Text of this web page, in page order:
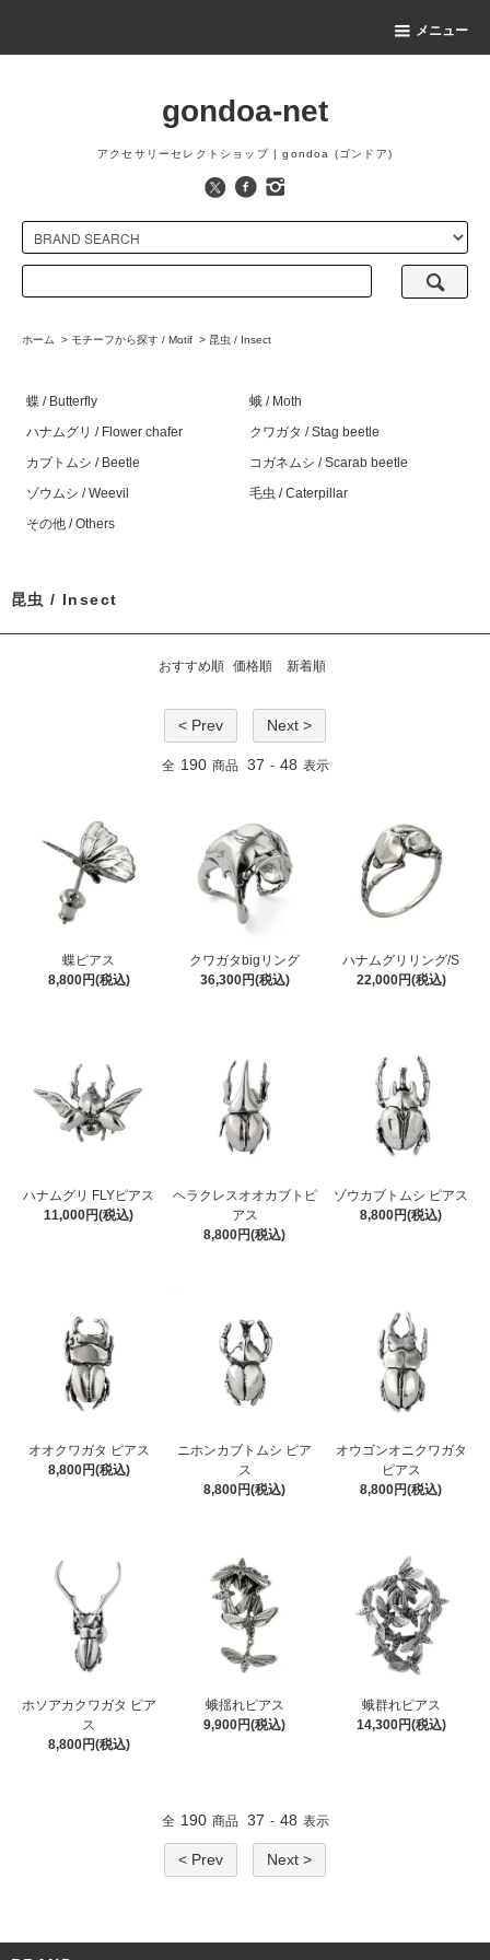
メニュー
gondoa-net
アクセサリーセレクトショップ | gondoa (ゴンドア)
ホーム > モチーフから探す / Motif > 昆虫 / Insect
蝶 / Butterfly
蛾 / Moth
ハナムグリ / Flower chafer
クワガタ / Stag beetle
カブトムシ / Beetle
コガネムシ / Scarab beetle
ゾウムシ / Weevil
毛虫 / Caterpillar
その他 / Others
昆虫 / Insect
おすすめ順 価格順 新着順
< Prev Next >
全 190 商品 37 - 48 表示
蝶ピアス
8,800円(税込)
クワガタbigリング
36,300円(税込)
ハナムグリリング/S
22,000円(税込)
ハナムグリ FLYピアス
11,000円(税込)
ヘラクレスオオカブトピ
アス
8,800円(税込)
ゾウカブトムシ ピアス
8,800円(税込)
オオクワガタ ピアス
8,800円(税込)
ニホンカブトムシ ピア
ス
8,800円(税込)
オウゴンオニクワガタ
ピアス
8,800円(税込)
ホソアカクワガタ ピア
ス
8,800円(税込)
蛾揺れピアス
9,900円(税込)
蛾群れピアス
14,300円(税込)
全 190 商品 37 - 48 表示
< Prev Next >